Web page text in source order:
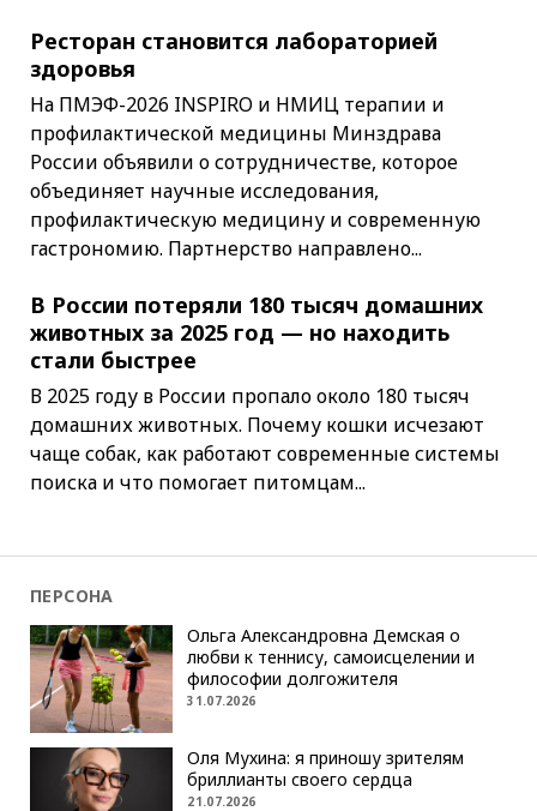
Ресторан становится лабораторией
здоровья
На ПМЭФ-2026 INSPIRO и НМИЦ терапии и
профилактической медицины Минздрава
России объявили о сотрудничестве, которое
объединяет научные исследования,
профилактическую медицину и современную
гастрономию. Партнерство направлено...
В России потеряли 180 тысяч домашних
животных за 2025 год — но находить
стали быстрее
В 2025 году в России пропало около 180 тысяч
домашних животных. Почему кошки исчезают
чаще собак, как работают современные системы
поиска и что помогает питомцам...
ПЕРСОНА
Ольга Александровна Демская о
любви к теннису, самоисцелении и
философии долгожителя
31.07.2026
Оля Мухина: я приношу зрителям
бриллианты своего сердца
21.07.2026